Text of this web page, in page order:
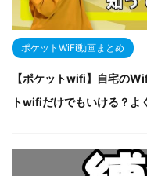
ポケットWiFi動画まとめ
【ポケットwifi】自宅の
トwifiだけでもいける？